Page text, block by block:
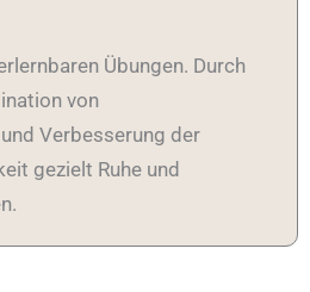
Übungen. Durch
von
Verbesserung der
gezielt Ruhe und